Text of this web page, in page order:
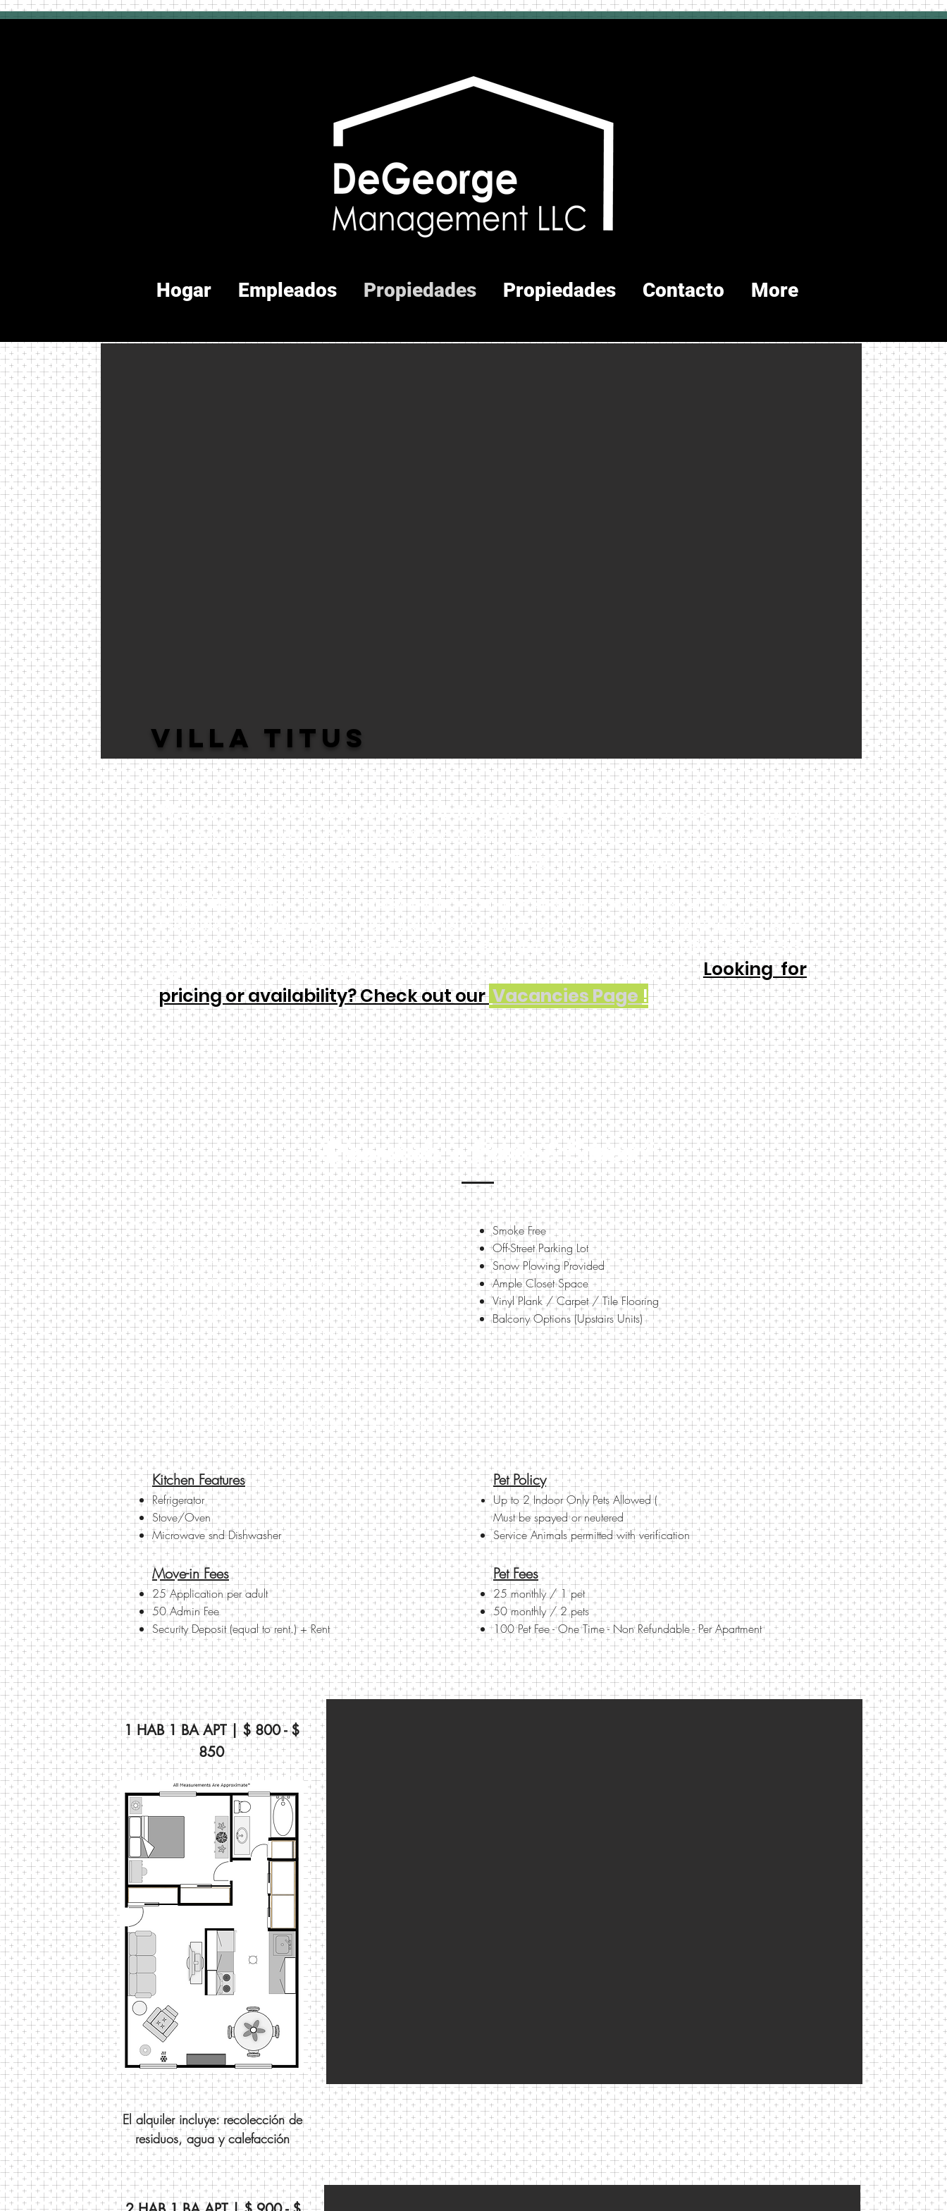
Hogar Empleados Propiedades Propiedades Contacto More
Villa Titus
Welcome to Titus Villa in West Irondequoit, NY! Located in West Irondequoit
NY, made up of 60 apartments, Titus Villa is a beautifully maintained property with
serene courtyards and green space, within walking distance to many restaurants and
stores. Wegmans is a short walk away for groceries and Joshua Park is right in Titus
Villa's back yard. This Property Includes many amenities such as, Onsite Laundry
Facilities, Storage Units, Great Neighbors, and Plenty of off street parking, A/C units
in every apartment ,and on-call 24/7 Property Maintenance is also available to assist
with any repairs that need to be done or emergencies that arise. Looking for
pricing or availability? Check out ourVacancies Page !
¡Bienvenido a Burdick Estates!
Apartamentos espaciosos y bien cuidados de 1 y 2
habitaciones en el área del lago Conesus. Cuenta con un plano
de planta abierto y ventanas más nuevas. Almacenaje adicional
disponible. Hermosa vista al campo. Sentido de comunidad en
este pueblo tranquilo y seguro compuesto por 19 apartamentos.
El lago Conesus está a una milla de distancia, lo que convierte
a Burdick Estates en el lugar perfecto para los amantes de la
vida en el lago, la pesca y la navegación. Apartamentos
modernos construidos en los años 80. Suite de lavandería
completa en el lugar. Mucho espacio de estacionamiento en la
calle. Servicio de mantenimiento de la propiedad disponible las
24 horas del día, los 7 días de la semana para ayudar con
cualquier reparación que deba realizarse o emergencias que
surjan.
Kitchen Features
Refrigerator
Stove/Oven
Microwave snd Dishwasher
Move-in Fees
25 Application per adult
50 Admin Fee
Security Deposit (equal to rent.) + Rent
Pet Policy
Up to 2 Indoor Only Pets Allowed (no dogs)
Must be spayed orneutered
Service Animals permitted with verification
Pet Fees
25 monthly / 1 pet
50 monthly / 2 pets
100 Pet Fee - One Time - Non Refundable - Per Apartment
Smoke Free
Off-Street Parking Lot
Snow Plowing Provided
Ample Closet Space
Vinyl Plank / Carpet / Tile Flooring
Balcony Options (Upstairs Units)
1 HAB 1 BA APT | $ 800 - $
850
El alquiler incluye: recolección de
residuos, agua y calefacción